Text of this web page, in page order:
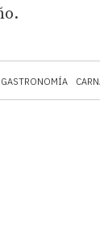
GASTRONOMÍA